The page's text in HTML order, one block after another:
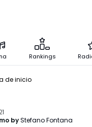
Rankings
de inicio
byStefano Fontana